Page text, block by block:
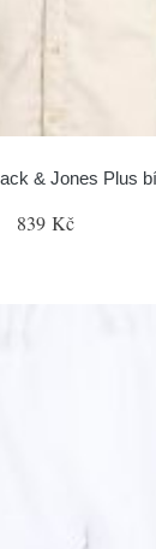
& Jones Plus
839 Kč